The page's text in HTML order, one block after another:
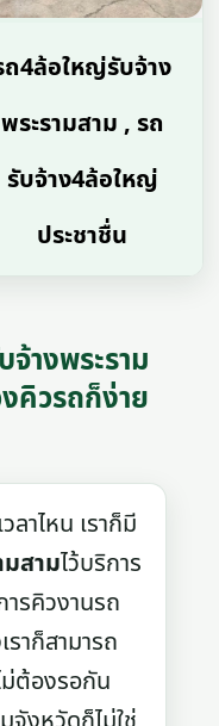
ถ4ล้อใหญ่รับจ้าง
พระรามสาม , รถ
รับจ้าง4ล้อใหญ่
ประชาชื่น
างพระราม
คิวรถก็ง่าย
ลาไหน เราก็มี
มสามไว้บริการ
รคิวงานรถ
าก็สามารถ
ต้องรอกัน